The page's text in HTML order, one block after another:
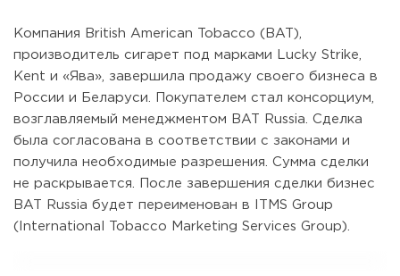
Компания British American Tobacco (BAT),
производитель сигарет под марками Lucky Strike,
Kent и «Ява», завершила продажу своего бизнеса в
России и Беларуси. Покупателем стал консорциум,
возглавляемый менеджментом BAT Russia. Сделка
была согласована в соответствии с законами и
получила необходимые разрешения. Сумма сделки
не раскрывается. После завершения сделки бизнес
BAT Russia будет переименован в ITMS Group
(International Tobacco Marketing Services Group).